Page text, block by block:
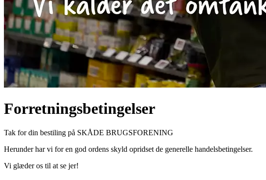
Forretningsbetingelser
Tak for din bestiling på SKÅDE BRUGSFORENING
Herunder har vi for en god ordens skyld opridset de generelle handelsbetingelser.
Vi glæder os til at se jer!